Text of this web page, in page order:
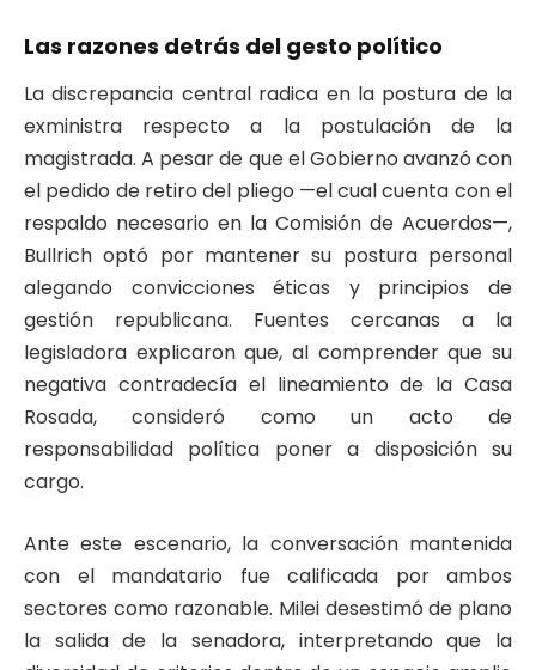
Las razones detrás del gesto político
La discrepancia central radica en la postura de la
exministra respecto a la postulación de la
magistrada. A pesar de que el Gobierno avanzó con
el pedido de retiro del pliego —el cual cuenta con el
respaldo necesario en la Comisión de Acuerdos—,
Bullrich optó por mantener su postura personal
alegando convicciones éticas y principios de
gestión republicana. Fuentes cercanas a la
legisladora explicaron que, al comprender que su
negativa contradecía el lineamiento de la Casa
Rosada, consideró como un acto de
responsabilidad política poner a disposición su
cargo.
Ante este escenario, la conversación mantenida
con el mandatario fue calificada por ambos
sectores como razonable. Milei desestimó de plano
la salida de la senadora, interpretando que la